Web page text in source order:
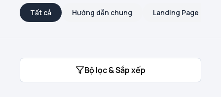
Tất cả Hướng dẫn chung Landing Page
Bộ lọc & Sắp xếp